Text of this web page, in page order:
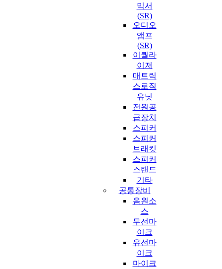
믹서
(SR)
오디오
앰프
(SR)
이퀄라
이저
매트릭
스로직
유닛
전원공
급장치
스피커
스피커
브래킷
스피커
스탠드
기타
공통장비
음원소
스
무선마
이크
유선마
이크
마이크